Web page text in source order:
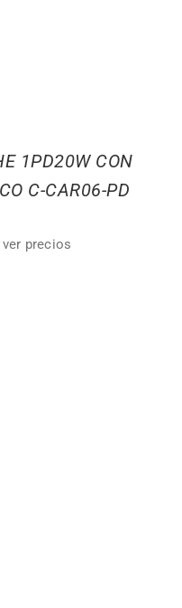
1PD20W CON
C-CAR06-PD
precios